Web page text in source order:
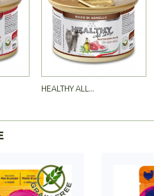
HEALTHY ALL...